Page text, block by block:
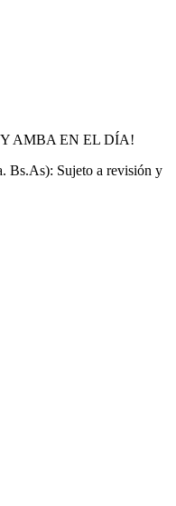
AMBA EN EL DÍA!
Sujeto a revisión y